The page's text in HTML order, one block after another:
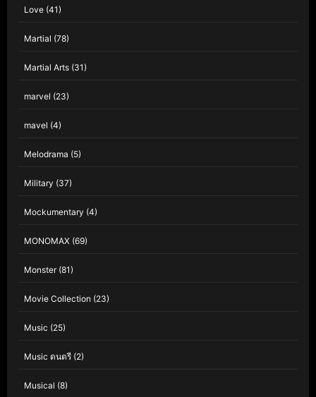
Love (41)
Martial (78)
Martial Arts (31)
marvel (23)
mavel (4)
Melodrama (5)
Military (37)
Mockumentary (4)
MONOMAX (69)
Monster(81)
Movie Collection (23)
Music (25)
Music ดนตรี (2)
Musical (8)